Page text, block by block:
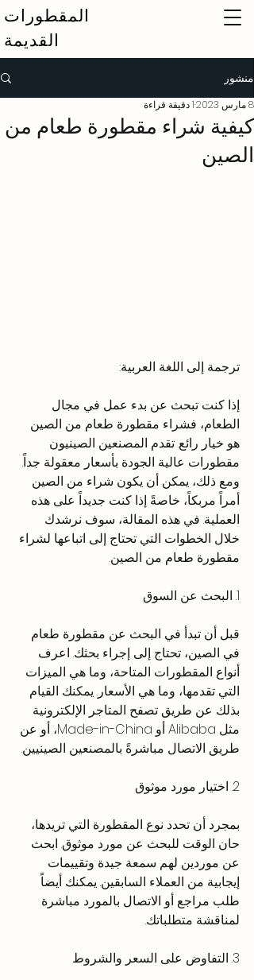
المقطورات
القديمة
منشور
كيفية شراء مقطورة طعام من
الصين
8 مارس 2023 1 دقيقة قراءة
ترجمة إلى اللغة العربية:
إذا كنت تبحث عن بدء عمل في مجال
الطعام، فشراء مقطورة طعام من الصين
هو خيار رائع. تقدم المصنعين الصينيون
مقطورات عالية الجودة بأسعار معقولة جداً.
ومع ذلك، يمكن أن يكون شراء من الصين
أمراً مربكاً، خاصةً إذا كنت جديداً على هذه
العملية. في هذه المقالة، سوف نرشدك
خلال الخطوات التي تحتاج إلى اتباعها لشراء
مقطورة طعام من الصين.
1. البحث عن السوق
قبل أن تبدأ في البحث عن مقطورة طعام
في الصين، تحتاج إلى إجراء بحثك. اعرف
أنواع المقطورات المتاحة، وما هي الميزات
التي تقدمها، وما هي الأسعار. يمكنك القيام
بذلك عن طريق تصفح المتاجر الإلكترونية
مثل Alibaba أو Made-in-China، أو عن
طريق الاتصال مباشرةً بالمصنعين الصينيين.
2. اختيار مورد موثوق
بمجرد أن تحدد نوع المقطورة التي تريدها،
حان الوقت للبحث عن مورد موثوق. ابحث
عن موردين لهم سمعة جيدة وتقييمات
إيجابية من العملاء السابقين. يمكنك أيضاً
طلب مراجع أو الاتصال بالمورد مباشرة
لمناقشة متطلباتك.
3. التفاوض على السعر والشروط